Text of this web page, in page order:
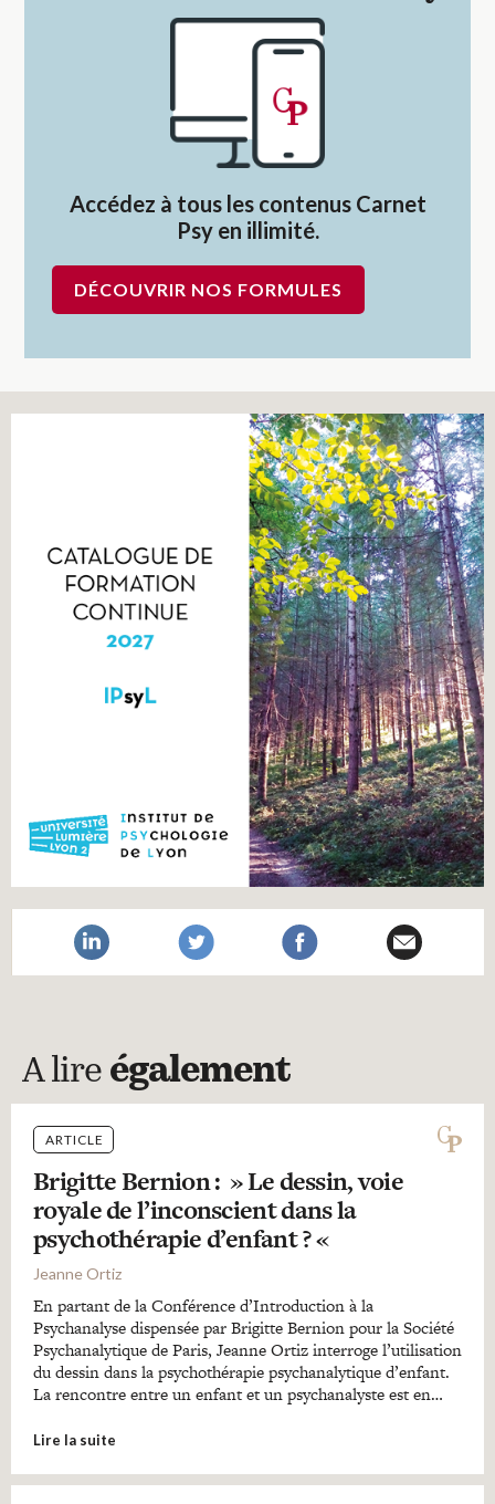
Accédez à tous les contenus Carnet
Psy en illimité.
DÉCOUVRIR NOS FORMULES
A lire également
ARTICLE
Brigitte Bernion : » Le dessin, voie
royale de l’inconscient dans la
psychothérapie d’enfant ? «
Jeanne Ortiz
En partant de la Conférence d’Introduction à la
Psychanalyse dispensée par Brigitte Bernion pour la Société
Psychanalytique de Paris, Jeanne Ortiz interroge l’utilisation
du dessin dans la psychothérapie psychanalytique d’enfant.
La rencontre entre un enfant et un psychanalyste est en…
Lire la suite